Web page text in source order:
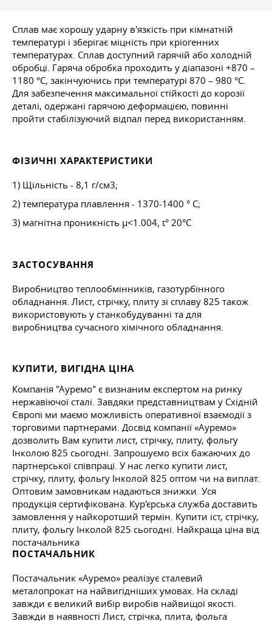
Сплав має хорошу ударну в'язкість при кімнатній
температурі і зберігає міцність при кріогенних
температурах. Сплав доступний гарячій або холодній
обробці. Гаряча обробка проходить у діапазоні +870 –
1180 °C, закінчуючись при температурі 870 – 980 °C.
Для забезпечення максимальної стійкості до корозії
деталі, одержані гарячою деформацією, повинні
пройти стабілізуючий відпал перед використанням.
ФІЗИЧНІ ХАРАКТЕРИСТИКИ
1) Щільність - 8,1 г/см3;
2) температура плавлення - 1370-1400 ° С;
3) магнітна проникність µ<1.004, t° 20°С
ЗАСТОСУВАННЯ
Виробництво теплообмінників, газотурбінного
обладнання. Лист, стрічку, плиту зі сплаву 825 також
використовують у станкобудуванні та для
виробництва сучасного хімічного обладнання.
КУПИТИ, ВИГІДНА ЦІНА
Компанія "Ауремо" є визнаним експертом на ринку
нержавіючої сталі. Завдяки представництвам у Східній
Європі ми маємо можливість оперативної взаємодії з
торговими партнерами. Досвід компанії «Ауремо»
дозволить Вам купити лист, стрічку, плиту, фольгу
Інколою 825 сьогодні. Запрошуємо всіх бажаючих до
партнерської співпраці. У нас легко купити лист,
стрічку, плиту, фольгу Інколой 825 оптом чи на виплат.
Оптовим замовникам надаються знижки. Уся
продукція сертифікована. Кур'єрська служба доставить
замовлення у найкоротший термін. Купити іст, стрічку,
плиту, фольгу Інколой 825 сьогодні. Найкраща ціна від
постачальника
ПОСТАЧАЛЬНИК
Постачальник «Ауремо» реалізує сталевий
металопрокат на найвигідніших умовах. На складі
завжди є великий вибір виробів найвищої якості.
Завжди в наявності Лист, стрічка, плита, фольга